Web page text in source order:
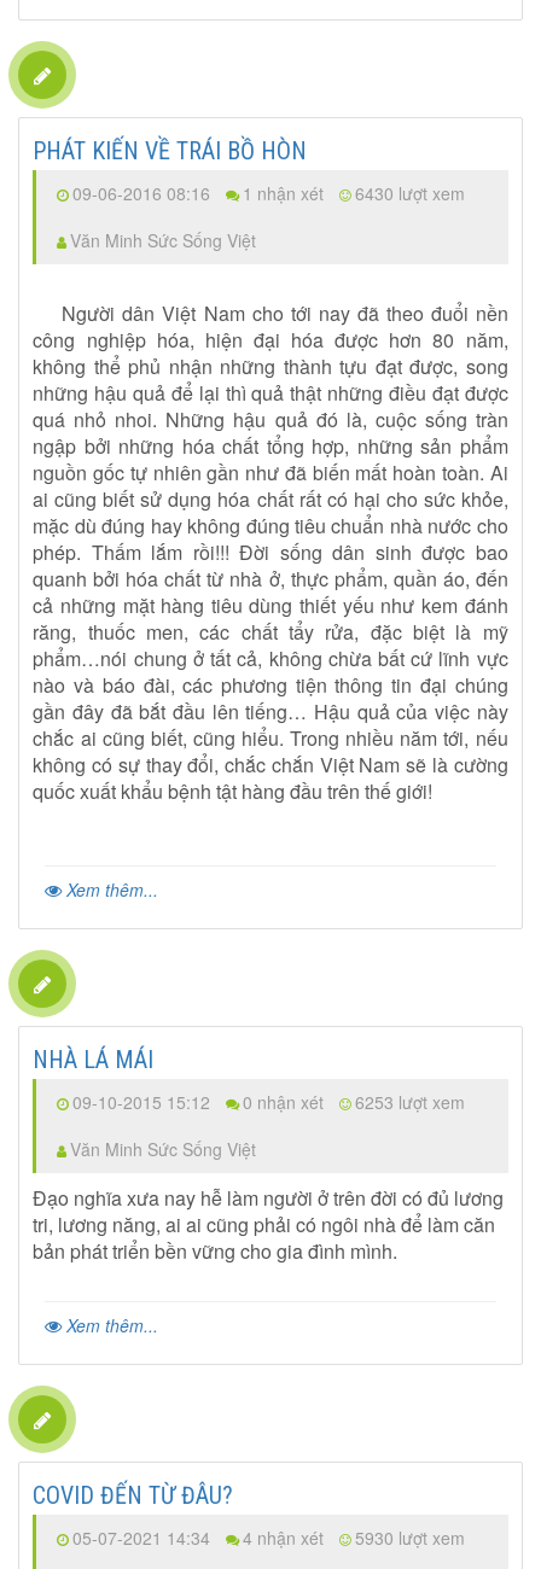
PHÁT KIẾN VỀ TRÁI BỒ HÒN
09-06-2016 08:16 1 nhận xét
6430 lượt xem
Văn Minh Sức Sống Việt
Người dân Việt Nam cho tới nay đã theo đuổi nền
công nghiệp hóa, hiện đại hóa được hơn 80 năm,
không thể phủ nhận những thành tựu đạt được, song
những hậu quả để lại thì quả thật những điều đạt được
quá nhỏ nhoi. Những hậu quả đó là, cuộc sống tràn
ngập bởi những hóa chất tổng hợp, những sản phẩm
nguồn gốc tự nhiên gần như đã biến mất hoàn toàn. Ai
ai cũng biết sử dụng hóa chất rất có hại cho sức khỏe,
mặc dù đúng hay không đúng tiêu chuẩn nhà nước cho
phép. Thấm lắm rồi!!! Đời sống dân sinh được bao
quanh bởi hóa chất từ nhà ở, thực phẩm, quần áo, đến
cả những mặt hàng tiêu dùng thiết yếu như kem đánh
răng, thuốc men, các chất tẩy rửa, đặc biệt là mỹ
phẩm…nói chung ở tất cả, không chừa bất cứ lĩnh vực
nào và báo đài, các phương tiện thông tin đại chúng
gần đây đã bắt đầu lên tiếng… Hậu quả của việc này
chắc ai cũng biết, cũng hiểu. Trong nhiều năm tới, nếu
không có sự thay đổi, chắc chắn Việt Nam sẽ là cường
quốc xuất khẩu bệnh tật hàng đầu trên thế giới!
Xem thêm...
NHÀ LÁ MÁI
09-10-2015 15:12 0 nhận xét
6253 lượt xem
Văn Minh Sức Sống Việt
Đạo nghĩa xưa nay hễ làm người ở trên đời có đủ lương
tri, lương năng, ai ai cũng phải có ngôi nhà để làm căn
bản phát triển bền vững cho gia đình mình.
Xem thêm...
COVID ĐẾN TỪ ĐÂU?
05-07-2021 14:34 4 nhận xét 5930 lượt xem